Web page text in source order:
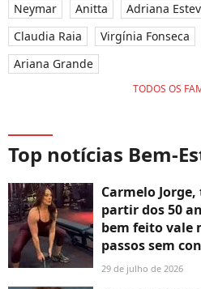
Neymar Anitta Adriana
Claudia Raia
Virgínia Fonseca
Ariana Grande
TODOS OS
Top notícias Bem-
Carmelo
partir dos 50
bem feito vale
passos sem
29 de julho de 2026